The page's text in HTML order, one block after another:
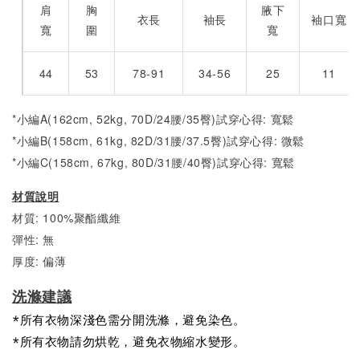
肩
寬
胸
圍
衣長 袖長
腋下
寬
袖口寬
44 53 78-91 34-56 25 11
*小編A(162cm, 52kg, 70D/24腰/35臀)試穿心得: 寬鬆
*小編B(158cm, 61kg, 82D/31腰/37.5臀)試穿心得: 微鬆
*小編C(158cm, 67kg, 80D/31腰/40臀)試穿心得: 寬鬆
材質說明
材質: 100%聚酯纖維
彈性: 無
厚度: 偏薄
洗滌建議
*所有衣物深淺色需分開洗滌，避免染色。
*所有衣物請勿烘乾，避免衣物縮水變形。